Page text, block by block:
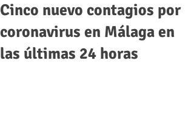
Cinco nuevo contagios por
coronavirus en Málaga en
las últimas 24 horas